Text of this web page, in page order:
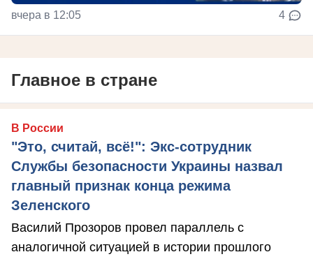
вчера в 12:05 4
Главное в стране
В России
"Это, считай, всё!": Экс-сотрудник
Службы безопасности Украины назвал
главный признак конца режима
Зеленского
Василий Прозоров провел параллель с
аналогичной ситуацией в истории прошлого